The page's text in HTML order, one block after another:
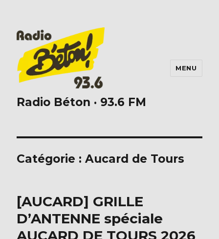
Radio Béton · 93.6 FM
MENU
Catégorie :Aucard de Tours
[AUCARD] GRILLE
D’ANTENNE spéciale